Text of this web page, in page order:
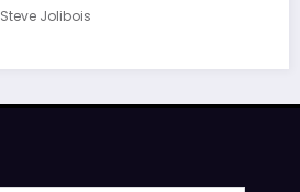
Steve Jolibois